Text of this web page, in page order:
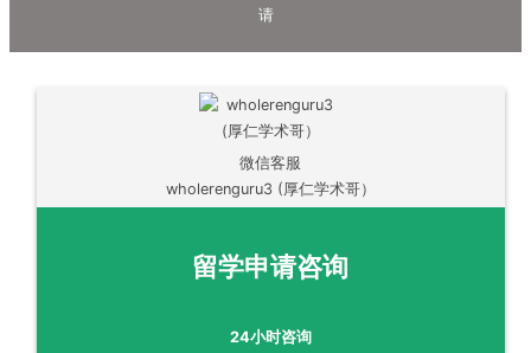
请
微信客服
wholerenguru3 (厚仁学术哥）
留学申请咨询
24小时咨询